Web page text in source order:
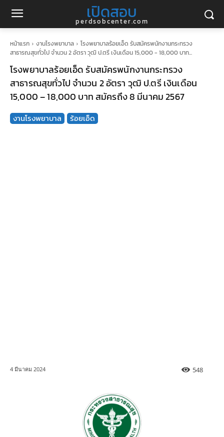
เปิดสอบ
perdsobcenter.com
หน้าแรก งานโรงพยาบาล
โรงพยาบาลร้อยเอ็ด รับสมัครพนักงานกระทรวง
สาธารณสุขทั่วไป จำนวน 2 อัตรา วุฒิ ป.ตรี เงินเดือน 15,000 - 18,000 บาท...
โรงพยาบาลร้อยเอ็ด รับสมัครพนักงานกระทรวง
สาธารณสุขทั่วไป จำนวน 2 อัตรา วุฒิ ป.ตรี เงินเดือน
15,000 – 18,000 บาท สมัครถึง 8 มีนาคม 2567
งานโรงพยาบาล ร้อยเอ็ด
4 มีนาคม 2024 548